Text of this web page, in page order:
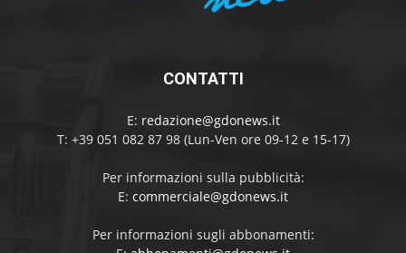
CONTATTI
E: redazione@gdonews.it
T: +39 051 082 87 98 (Lun-Ven ore 09-12 e 15-17)
Per informazioni sulla pubblicità:
E: commerciale@gdonews.it
Per informazioni sugli abbonamenti: